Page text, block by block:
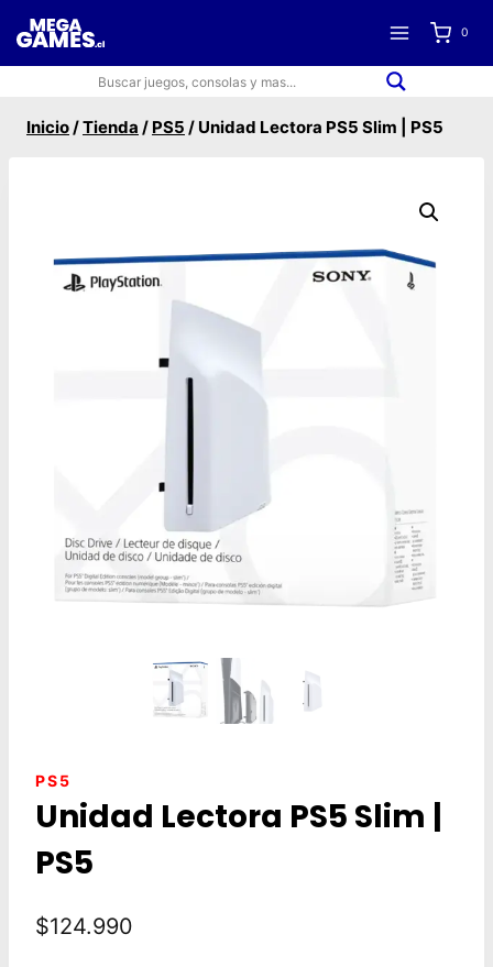
contenido
0
Inicio/Tienda / PS5 / Unidad Lectora PS5 Slim | PS5
PS5
Unidad Lectora PS5 Slim |
PS5
$124.990